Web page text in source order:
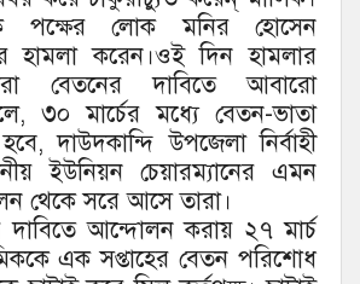
পক্ষের লোক মনির হোসেন
হামলা করেন।ওই দিন হামলার
বেতনের দাবিতে আবারো
৩০ মার্চের মধ্যে বেতন-ভাতা
দাউদকান্দি উপজেলা নির্বাহী
ইউনিয়ন চেয়ারম্যানের এমন
থেকে সরে আসে তারা।
দাবিতে আন্দোলন করায় ২৭ মার্চ
এক সপ্তাহের বেতন পরিশোধ